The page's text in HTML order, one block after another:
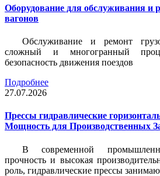
Оборудование для обслуживания и
вагонов
Обслуживание и ремонт
сложный и многогранный
безопасность движения поездов
Подробнее
27.07.2026
Прессы гидравлические
Мощность для Производственных
В современной
прочность и высокая
роль, гидравлические прессы